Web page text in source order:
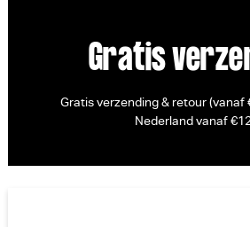
Gratis
Gratis verzending & retour (vanaf
Nederland vanaf